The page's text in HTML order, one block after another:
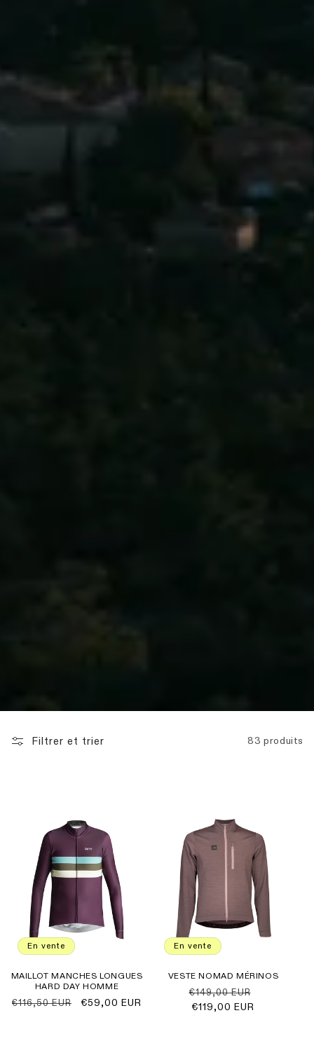
Filtrer et trier 83 produits
En vente
MAILLOT MANCHES LONGUES
HARD DAY HOMME
Prix
€116,50 EUR
Prix
€59,00 EUR
En vente
VESTE NOMAD MÉRINOS
Prix
habituel
€149,00 EUR
€119,00 EUR